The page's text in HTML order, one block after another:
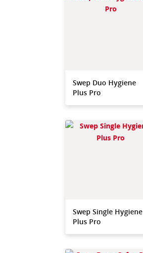
Swep Duo Hygiene
Plus Pro
Swep Single Hygiene
Plus Pro